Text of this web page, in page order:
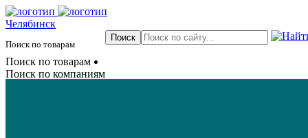
Челябинск
Поиск по товарам
Поиск по товарам
Поиск по компаниям